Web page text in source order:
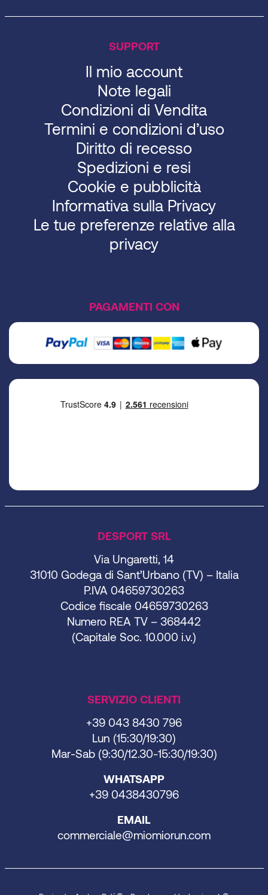
DESPORT SRL
Via Ungaretti, 14
31010 Godega di Sant’Urbano (TV) – Italia
P.IVA 04659730263
Codice fiscale 04659730263
Numero REA TV – 368442
(Capitale Soc. 10.000 i.v.)
SERVIZIO CLIENTI
+39 043 8430 796
Lun (15:30/19:30)
Mar-Sab (9:30/12.30-15:30/19:30)
WHATSAPP
+39 0438430796
EMAIL
commerciale@miomiorun.com
SUPPORT
Il mio account
Note legali
Condizioni di Vendita
Termini e condizioni d’uso
Diritto di recesso
Spedizioni e resi
Cookie e pubblicità
Informativa sulla Privacy
Le tue preferenze relative alla
privacy
PAGAMENTI CON